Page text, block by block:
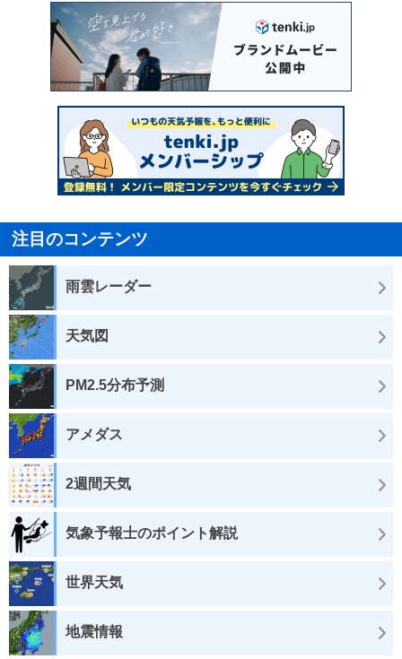
注目のコンテンツ
雨雲レーダー
天気図
PM2.5分布予測
アメダス
2週間天気
気象予報士のポイント解説
世界天気
地震情報